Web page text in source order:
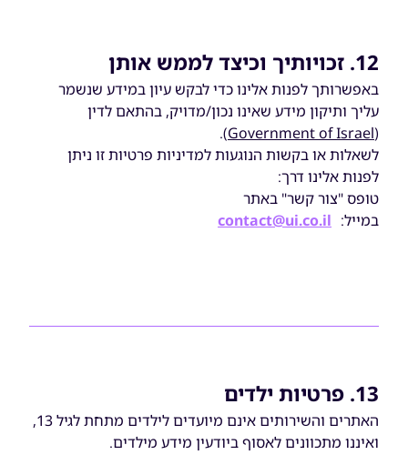
12. זכויותיך וכיצד לממש אותן
באפשרותך לפנות אלינו כדי לבקש עיון במידע שנשמר
עליך ותיקון מידע שאינו נכון/מדויק, בהתאם לדין
(
Government of Israel
).
לשאלות או בקשות הנוגעות למדיניות פרטיות זו ניתן
לפנות אלינו דרך:
טופס "צור קשר" באתר
במייל: contact@ui.co.il
13. פרטיות ילדים
האתרים והשירותים אינם מיועדים לילדים מתחת לגיל 13,
ואיננו מתכוונים לאסוף ביודעין מידע מילדים.